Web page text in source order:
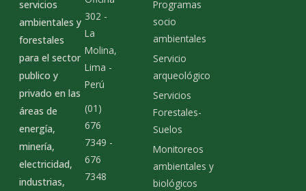
servicios
ambientales y
forestales
para el sector
publico y
privado en las
áreas de
energía,
minería,
electricidad,
industrias,
302 -
La
Molina,
Lima -
Perú
(01)
676
7349 -
676
7348
Programas
socio
ambientales
Servicio
arqueológico
Servicios
Forestales-
Suelos
Monitoreos
ambientales y
biológicos